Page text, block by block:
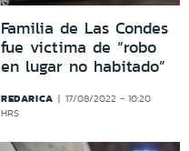
Familia de Las Condes
fue victima de “robo
en lugar no habitado”
REDARICA
17/08/2022 - 10:20
HRS